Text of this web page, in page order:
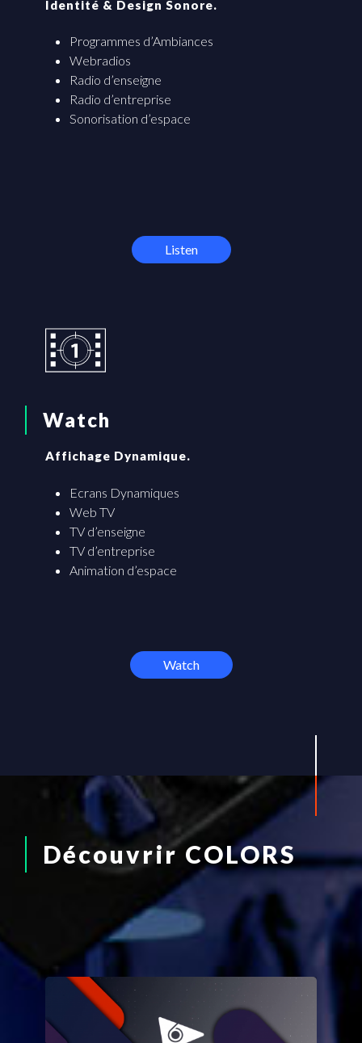
Identité & Design Sonore.
Programmes d’Ambiances
Webradios
Radio d’enseigne
Radio d’entreprise
Sonorisation d’espace
Listen
Watch
Affichage Dynamique.
Ecrans Dynamiques
Web TV
TV d’enseigne
TV d’entreprise
Animation d’espace
Watch
Découvrir COLORS